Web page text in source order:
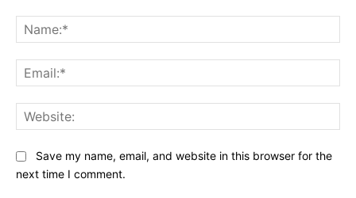
Save my name, email, and website in this browser for the
next time I comment.